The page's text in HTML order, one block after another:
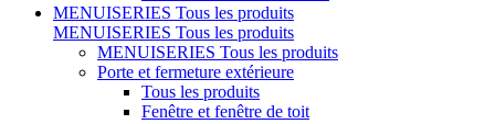
MENUISERIES Tous les produits
MENUISERIES Tous les produits
MENUISERIES Tous les produits
Porte et fermeture extérieure
Tous les produits
Fenêtre et fenêtre de toit